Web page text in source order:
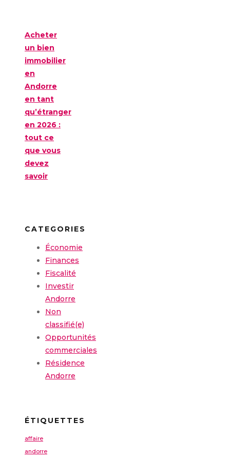
Acheter
un bien
immobilier
en
Andorre
en tant
qu’étranger
en 2026 :
tout ce
que vous
devez
savoir
CATEGORIES
Économie
Finances
Fiscalité
Investir
Andorre
Non
classifié(e)
Opportunités
commerciales
Résidence
Andorre
ÉTIQUETTES
affaire
andorre